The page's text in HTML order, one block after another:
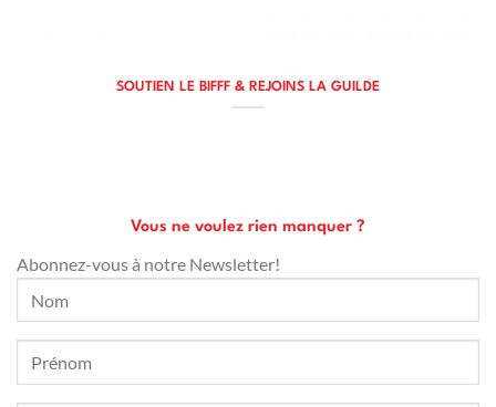
SOUTIEN LE BIFFF & REJOINS LA GUILDE
Vous ne voulez rien manquer ?
Abonnez-vous à notre Newsletter!